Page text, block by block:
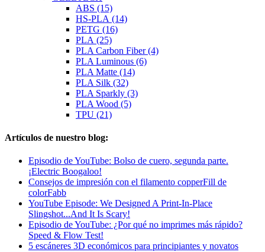
ABS (15)
HS-PLA (14)
PETG (16)
PLA (25)
PLA Carbon Fiber (4)
PLA Luminous (6)
PLA Matte (14)
PLA Silk (32)
PLA Sparkly (3)
PLA Wood (5)
TPU (21)
Artículos de nuestro blog:
Episodio de YouTube: Bolso de cuero, segunda parte.
¡Electric Boogaloo!
Consejos de impresión con el filamento copperFill de
colorFabb
YouTube Episode: We Designed A Print-In-Place
Slingshot...And It Is Scary!
Episodio de YouTube: ¿Por qué no imprimes más rápido?
Speed & Flow Test!
5 escáneres 3D económicos para principiantes y novatos